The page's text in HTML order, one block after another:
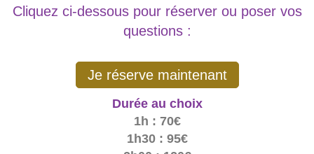
Cliquez ci-dessous pour réserver ou poser vos
questions :
Je réserve maintenant
Durée au choix
1h : 70€
1h30 : 95€